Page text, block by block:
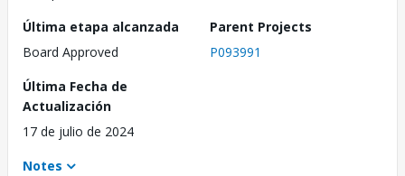
Última etapa alcanzada
Board Approved
Parent Projects
P093991
Última Fecha de
Actualización
17 de julio de 2024
Notes